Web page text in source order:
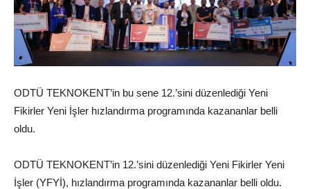
ODTÜ TEKNOKENT’in bu sene 12.’sini düzenlediği Yeni
Fikirler Yeni İşler hızlandırma programında kazananlar belli
oldu.
ODTÜ TEKNOKENT’in 12.’sini düzenlediği Yeni Fikirler Yeni
İşler (YFYİ), hızlandırma programında kazananlar belli oldu.